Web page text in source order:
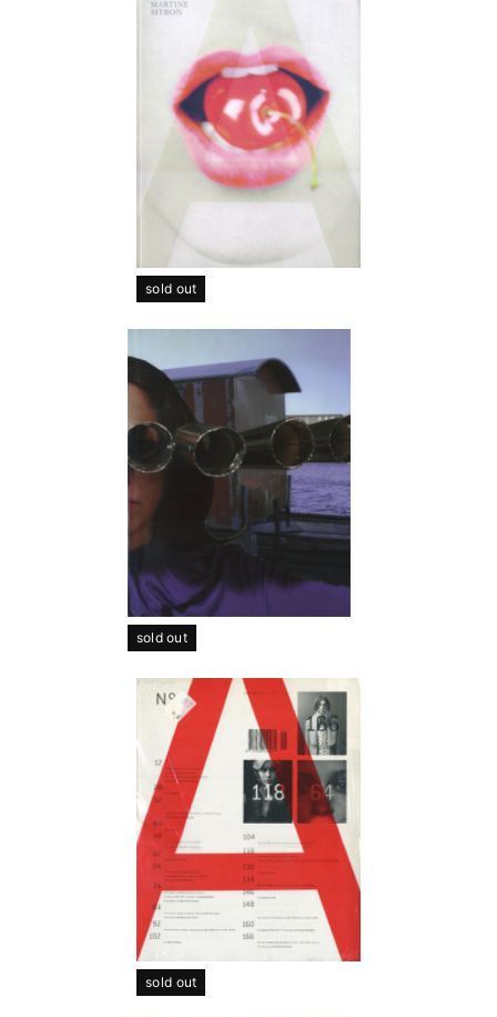
sold out
sold out
sold out